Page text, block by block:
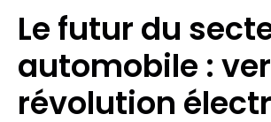
Le futur du
automobile :
révolution